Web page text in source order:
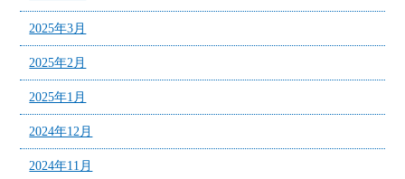
2025年3月
2025年2月
2025年1月
2024年12月
2024年11月